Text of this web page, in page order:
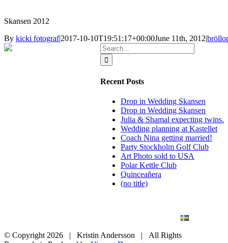
Skansen 2012
By kicki fotograf|2017-10-10T19:51:17+00:00June 11th, 2012|
Search
for:
Recent Posts
Drop in Wedding Skansen
Drop in Wedding Skansen
Julia & Shamal expecting twins.
Wedding planning at Kastellet
Coach Nina getting married!
Party Stockholm Golf Club
Art Photo sold to USA
Polar Kettle Club
Quinceañera
(no title)
© Copyright 2026 | Kristin Andersson | All Rights